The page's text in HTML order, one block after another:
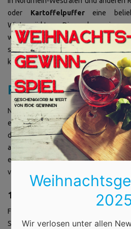
oder Kartoffelpuffereine
Wintermärkten. Diese knusprigen,
werden häufig mit Apfelmus oder
sind besonders beliebt in der
keinem Wintermarkt fehlen.
Regionale Zutaten
Nicht nur auf Wintermärkten
erleben, sondern auch in Ihrer
die in den regionalen Spezialitäten
auf Wochenmärkten oder in
einige Zutaten, mit denen Sie
verschiedenen Regionen selbst
1. Sauerkraut aus dem
Für ein winterliches Gericht wie
Sauerkraut oder Schäufele mit
Wir verlosen unter allen